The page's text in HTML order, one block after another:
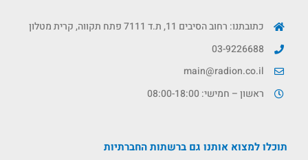
כתובתנו: רחוב הסיבים 11, ת.ד 7111 פתח תקווה, קרית מטלון
03-9226688
main@radion.co.il
ראשון – חמישי: 08:00-18:00
תוכלו למצוא אותנו גם ברשתות החברתיות